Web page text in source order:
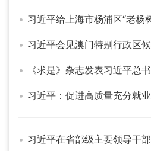
习近平：促进高质量充分就业